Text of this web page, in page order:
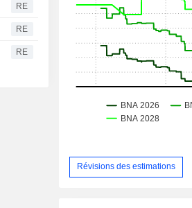
RE
RE
RE
Révisions des estimations